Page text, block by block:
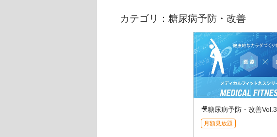
カテゴリ：糖尿病予防・改善
🎥糖尿病予防・改善Vol.3
月額見放題